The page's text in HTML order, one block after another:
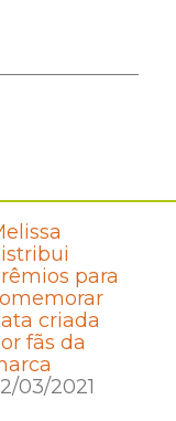
para
criada
fãs da
03/2021